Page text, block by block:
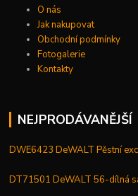
O nás
Jak nakupovat
Obchodní podmínky
Fotogalerie
Kontakty
NEJPRODÁVANĚJŠÍ
DWE6423 DeWALT Pěstní
DT71501 DeWALT 56-dílná